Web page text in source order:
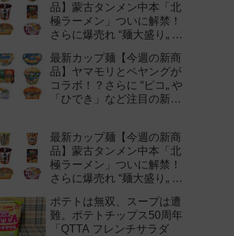
品】蒙古タンメン中本「北
極ラーメン」ついに解禁！
さらに爆売れ “麺大盛り„ シ
作まとめ！
最新カップ麺【今週の新商
品】ヤマモリとペヤングが
コラボ！？さらに “ピコ„ や
「ひでき」など注目の新作
最新カップ麺【今週の新商
品】蒙古タンメン中本「北
極ラーメン」ついに解禁！
さらに爆売れ “麺大盛り„ シ
作まとめ！
ポテトは無双、スープは遭
難。ポテトチップス50周年
「QTTA フレンチサラダ